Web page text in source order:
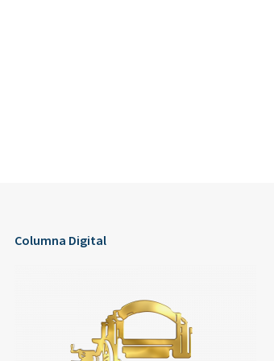
Columna Digital